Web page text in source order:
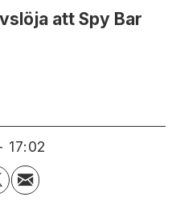
att Spy Bar
17:02